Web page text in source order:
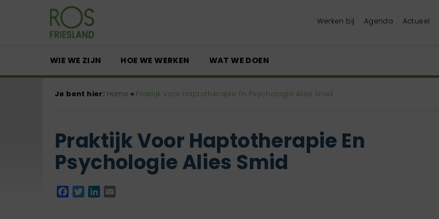
Werken bij Agenda Actueel
WIE WE ZIJN HOE WE WERKEN WAT WE DOEN
Je bent hier: Home » Praktijk Voor Haptotherapie En Psychologie Alies Smid
Praktijk Voor Haptotherapie En
Psychologie Alies Smid
Facebook
TwitterLinkedIn